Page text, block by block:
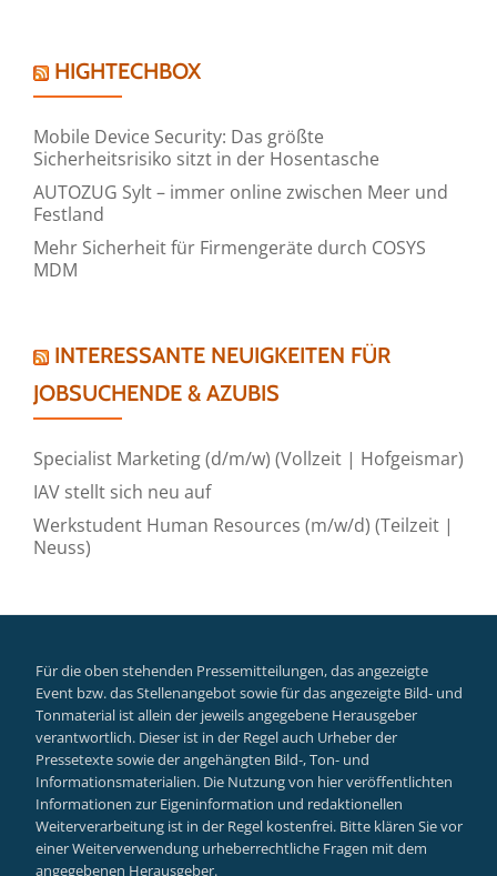
HIGHTECHBOX
Mobile Device Security: Das größte
Sicherheitsrisiko sitzt in der Hosentasche
AUTOZUG Sylt – immer online zwischen Meer und
Festland
Mehr Sicherheit für Firmengeräte durch COSYS
MDM
INTERESSANTE NEUIGKEITEN FÜR
JOBSUCHENDE & AZUBIS
Specialist Marketing (d/m/w) (Vollzeit | Hofgeismar)
IAV stellt sich neu auf
Werkstudent Human Resources (m/w/d) (Teilzeit |
Neuss)
Für die oben stehenden Pressemitteilungen, das angezeigte
Event bzw. das Stellenangebot sowie für das angezeigte Bild- und
Tonmaterial ist allein der jeweils angegebene Herausgeber
verantwortlich. Dieser ist in der Regel auch Urheber der
Pressetexte sowie der angehängten Bild-, Ton- und
Informationsmaterialien. Die Nutzung von hier veröffentlichten
Informationen zur Eigeninformation und redaktionellen
Weiterverarbeitung ist in der Regel kostenfrei. Bitte klären Sie vor
einer Weiterverwendung urheberrechtliche Fragen mit dem
angegebenen Herausgeber.